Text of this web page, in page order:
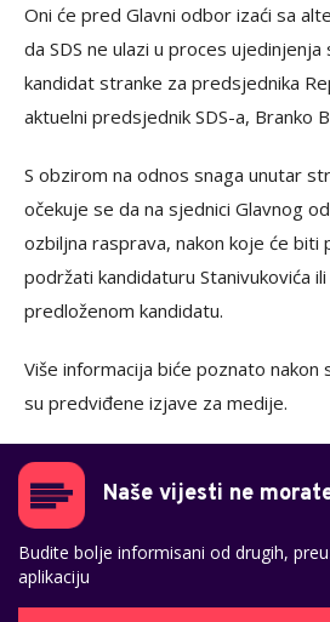
Oni će pred Glavni odbor izaći sa
da SDS ne ulazi u proces ujedinjenja
kandidat stranke za predsjednika
aktuelni predsjednik SDS-a, Branko
S obzirom na odnos snaga unutar
očekuje se da na sjednici Glavnog
ozbiljna rasprava, nakon koje će biti
podržati kandidaturu Stanivukovića
predloženom kandidatu.
Više informacija biće poznato nakon
su predviđene izjave za medije.
Naše vijesti ne
Budite bolje informisani od drugih,
aplikaciju